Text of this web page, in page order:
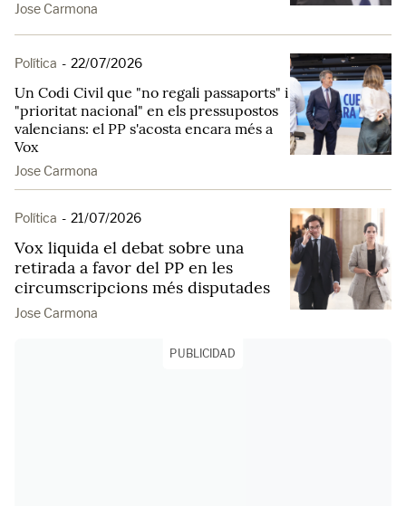
Jose Carmona
Política - 22/07/2026
Un Codi Civil que "no regali passaports" i
"prioritat nacional" en els pressupostos
valencians: el PP s'acosta encara més a
Vox
Jose Carmona
Política - 21/07/2026
Vox liquida el debat sobre una
retirada a favor del PP en les
circumscripcions més disputades
Jose Carmona
PUBLICIDAD